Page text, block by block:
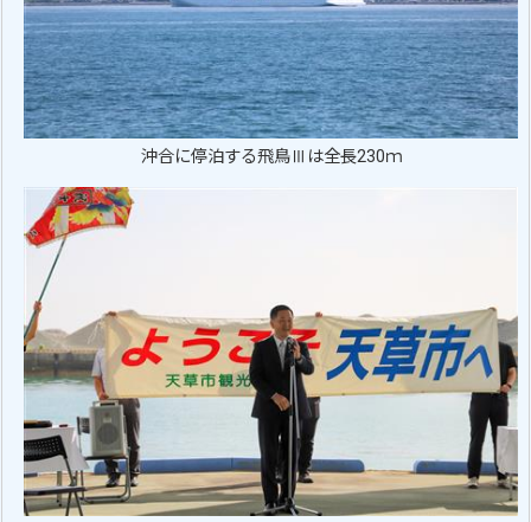
沖合に停泊する飛鳥Ⅲは全長230ｍ